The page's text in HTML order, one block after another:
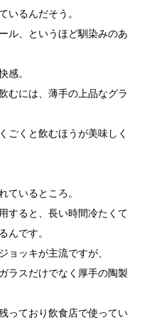
いるんだそう。
ル、というほど馴染みのあ
感。
むには、薄手の上品なグラ
ごくと飲むほうが美味しく
ているところ。
すると、長い時間冷たくて
んです。
ョッキが主流ですが、
ラスだけでなく厚手の陶製
っており飲食店で使ってい